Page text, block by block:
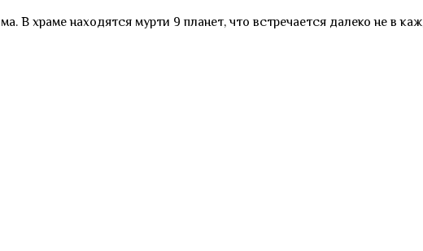
В храме находятся мурти 9 планет, что встречается далеко не в